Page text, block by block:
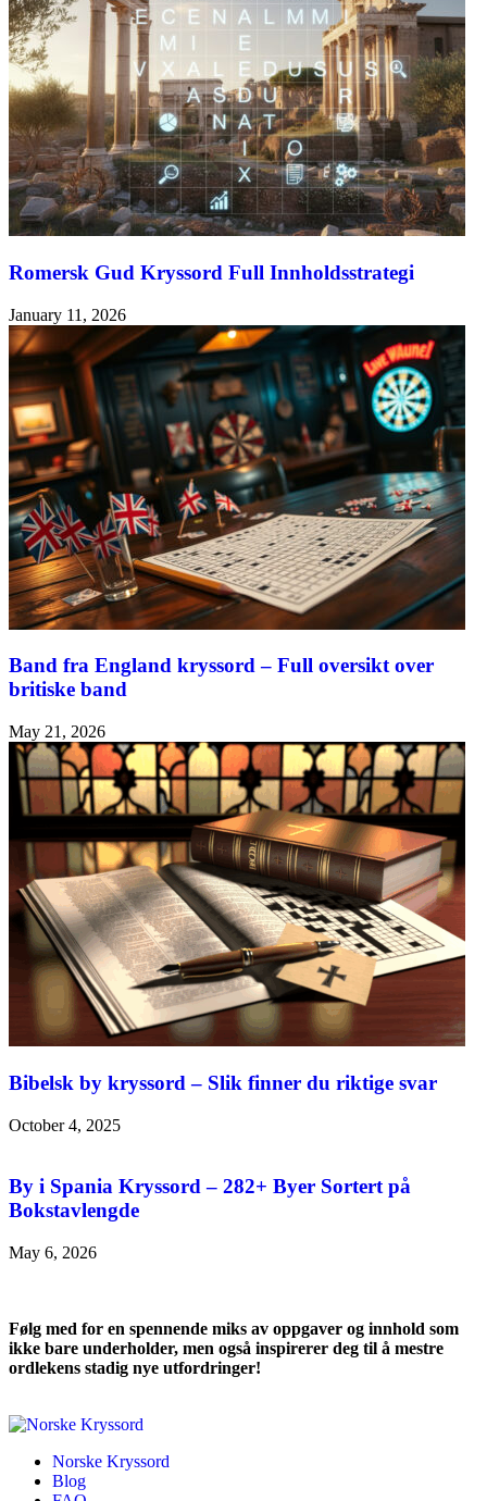
Romersk Gud Kryssord Full Innholdsstrategi
January 11, 2026
Band fra England kryssord – Full oversikt over
britiske band
May 21, 2026
Bibelsk by kryssord – Slik finner du riktige svar
October 4, 2025
By i Spania Kryssord – 282+ Byer Sortert på
Bokstavlengde
May 6, 2026
Følg med for en spennende miks av oppgaver og innhold som
ikke bare underholder, men også inspirerer deg til å mestre
ordlekens stadig nye utfordringer!
Norske Kryssord
Blog